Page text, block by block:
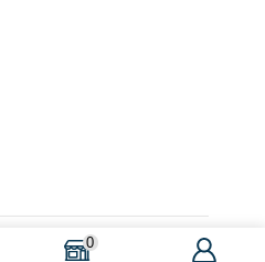
DELACCO d.o.o.
0